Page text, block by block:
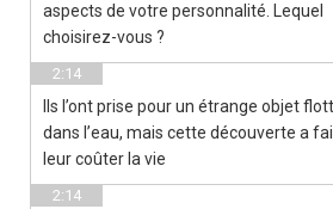
aspects de votre personnalité. Lequel
choisirez-vous ?
2:14
Ils l’ont prise pour un étrange objet
dans l’eau, mais cette découverte a
leur coûter la vie
2:14